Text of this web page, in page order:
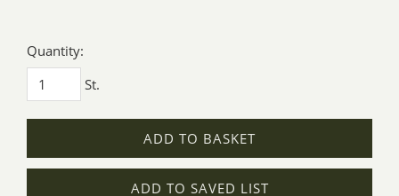
Quantity:
St.
ADD TO BASKET
ADD TO SAVED LIST